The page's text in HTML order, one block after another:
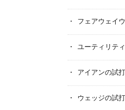
フェアウェイ
ユーティリテ
アイアンの試
ウェッジの試